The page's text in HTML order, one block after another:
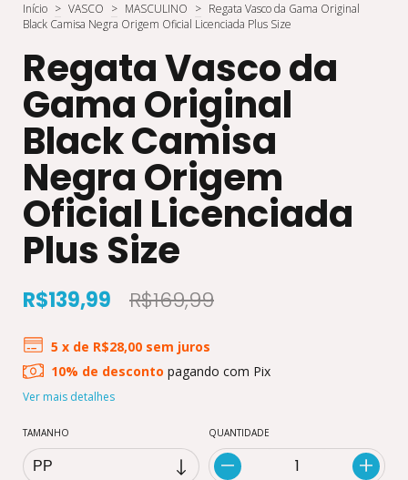
Início > VASCO > MASCULINO > Regata Vasco da Gama Original
Black Camisa Negra Origem Oficial Licenciada Plus Size
Regata Vasco da
Gama Original
Black Camisa
Negra Origem
Oficial Licenciada
Plus Size
R$139,99 R$169,99
5 x de R$28,00 sem juros
10% de desconto pagando com Pix
Ver mais detalhes
TAMANHO QUANTIDADE